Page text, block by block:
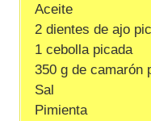
Aceite
2 dientes de ajo
1 cebolla picada
350 g de camarón
Sal
Pimienta